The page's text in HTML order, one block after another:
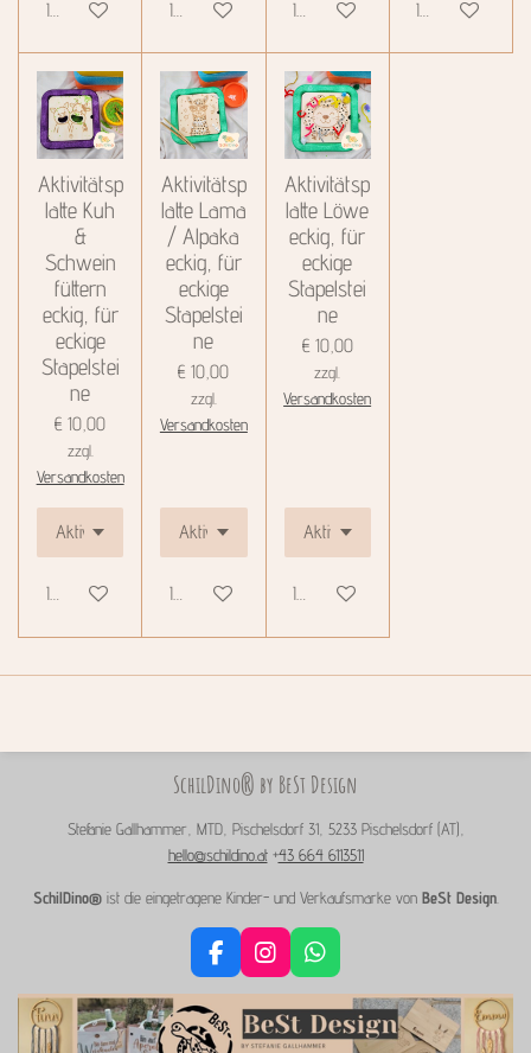
In den Warenkorb In den Warenkorb In den Warenkorb In den
Aktivitätsp
latte Kuh
&
Schwein
füttern
eckig, für
eckige
Stapelstei
ne
€ 10,00
zzgl.
Versandkosten
In den Warenkorb
Aktivitätsp
latte Lama
/ Alpaka
eckig, für
eckige
Stapelstei
ne
€ 10,00
zzgl.
Versandkosten
In den Warenkorb
Aktivitätsp
latte Löwe
eckig, für
eckige
Stapelstei
ne
€ 10,00
zzgl.
Versandkosten
In den Warenkorb
SchilDino® by BeSt Design
Stefanie Gallhammer, MTD, Pischelsdorf 31, 5233 Pischelsdorf (AT),
hello@schildino.at+43 664 6113511
SchilDino®ist die eingetragene Kinder- und Verkaufsmarke vonBeSt Design.
F
a
c
e
I
n
s
t
W
h
a
t